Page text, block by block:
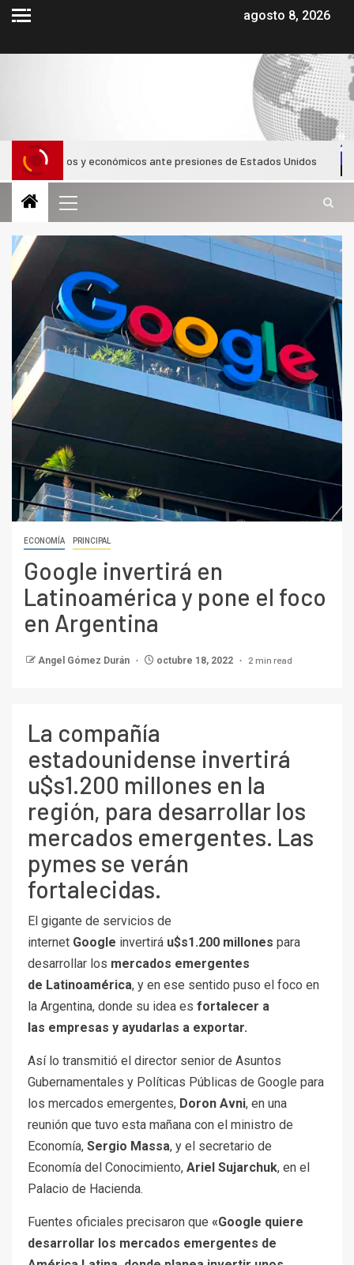
agosto 8, 2026
y económicos ante presiones de Estados Unidos
ECONOMÍA PRINCIPAL
Google invertirá en
Latinoamérica y pone el foco
en Argentina
Angel Gómez Durán octubre 18, 2022 2 min read
La compañía
estadounidense invertirá
u$s1.200 millones en la
región, para desarrollar los
mercados emergentes. Las
pymes se verán
fortalecidas.
El gigante de servicios de
internet Google invertirá u$s1.200 millones para
desarrollar los mercados emergentes
de Latinoamérica, y en ese sentido puso el foco en
la Argentina, donde su idea es fortalecer a
las empresas y ayudarlas a exportar.
Así lo transmitió el director senior de Asuntos
Gubernamentales y Políticas Públicas de Google para
los mercados emergentes, Doron Avni, en una
reunión que tuvo esta mañana con el ministro de
Economía, Sergio Massa, y el secretario de
Economía del Conocimiento, Ariel Sujarchuk, en el
Palacio de Hacienda.
Fuentes oficiales precisaron que «Google quiere
desarrollar los mercados emergentes de